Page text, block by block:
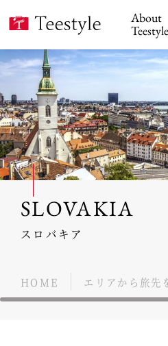
About
Teestyle
SLOVAKIA
スロバキア
HOME エリアから旅先